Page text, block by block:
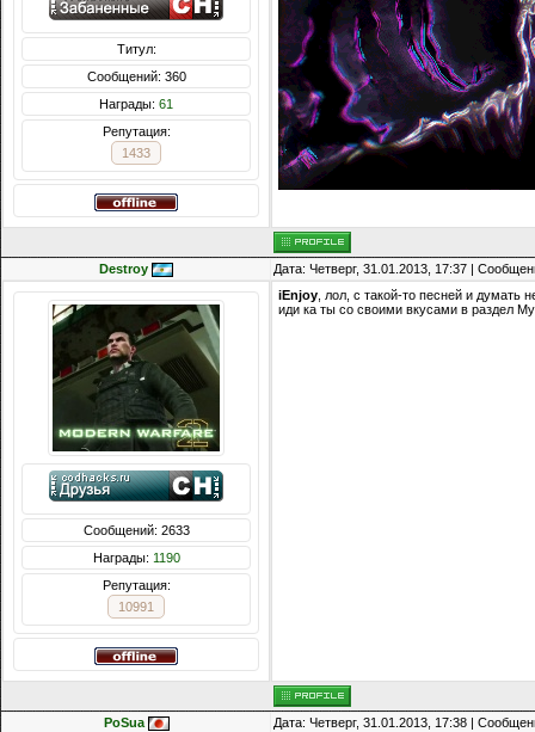
Титул:
Сообщений: 360
Награды: 61
Репутация:
1433
Destroy Дата: Четверг, 31.01.2013, 17:37 |
Сообщений: 2633
Награды: 1190
Репутация:
10991
iEnjoy , лол, с такой-то песней и
иди ка ты со своими вкусами в раздел
PoSua Дата: Четверг, 31.01.2013, 17:38 |